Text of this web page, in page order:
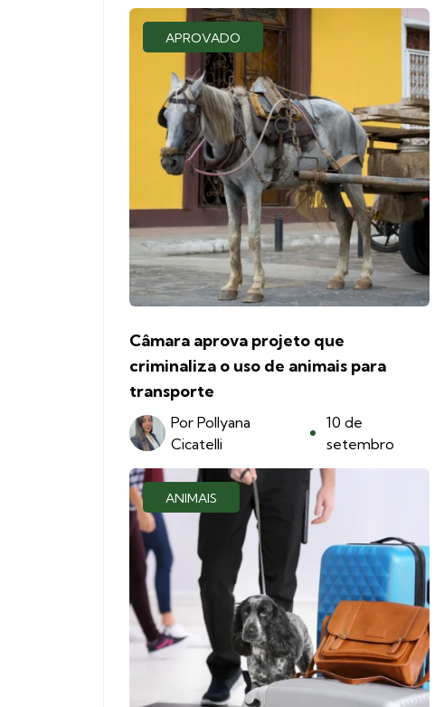
APROVADO
Câmara aprova projeto que
criminaliza o uso de animais para
transporte
PorPollyana
Cicatelli
10 de
setembro
ANIMAIS